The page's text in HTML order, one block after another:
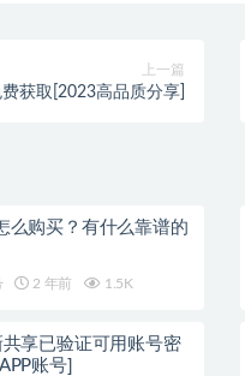
上一篇
费获取[2023高品质分享]
么购买？有什么靠谱的
2 年前 1.5K
享已验证可用账号密
账号]